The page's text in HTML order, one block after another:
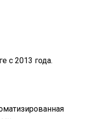
с 2013 года.